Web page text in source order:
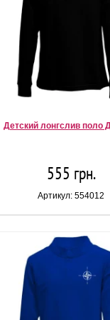
Детский лонгслив поло
555 грн.
Артикул: 554012